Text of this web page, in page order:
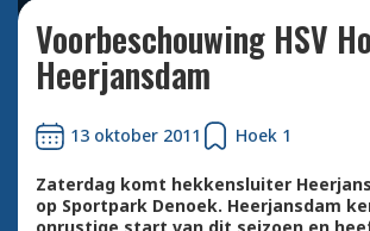
Voorbeschouwing HSV
Heerjansdam
13 oktober 2011 Hoek 1
Zaterdag komt hekkensluiter
op Sportpark Denoek. Heerjansdam